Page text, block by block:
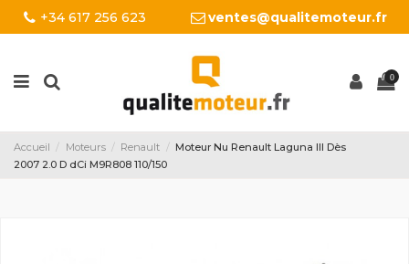
+34 617 256 623 ventes@qualitemoteur.fr
0
Accueil Moteurs Renault
Moteur Nu Renault Laguna III Dès
2007 2.0 D dCi M9R808 110/150